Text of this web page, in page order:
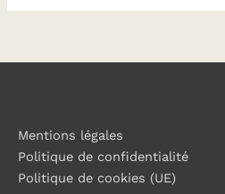
Mentions légales
Politique de confidentialité
Politique de cookies (UE)